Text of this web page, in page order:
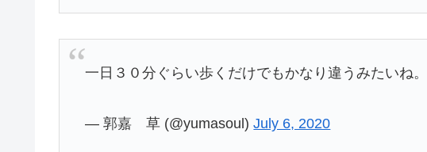
一日３０分ぐらい歩くだけでもかなり違うみたいね。
— 郭嘉 草 (@yumasoul)July 6, 2020